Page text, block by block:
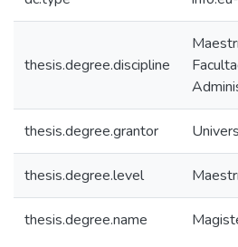
thesis.degree.discipline
thesis.degree.grantor
thesis.degree.level
thesis.degree.name